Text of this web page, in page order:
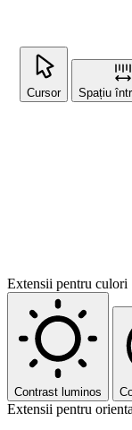
Cursor Spațiu
Extensii pentru culori
Contrast luminos
Extensii pentru